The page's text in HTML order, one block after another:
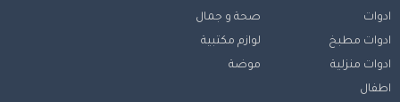
ادوات
ادوات مطبخ
ادوات منزلية
اطفال
صحة و جمال
لوازم مكتبية
موضة